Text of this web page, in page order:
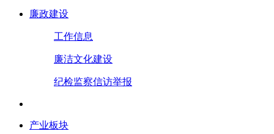
廉政建设
工作信息
廉洁文化建设
纪检监察信访举报
产业板块